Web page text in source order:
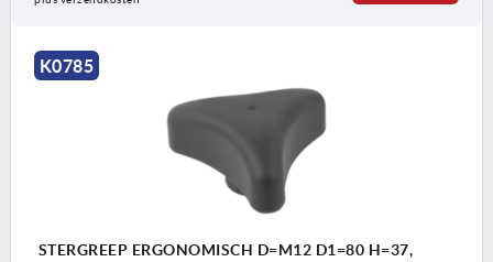
K0785
STERGREEP ERGONOMISCH D=M12 D1=80 H=37,